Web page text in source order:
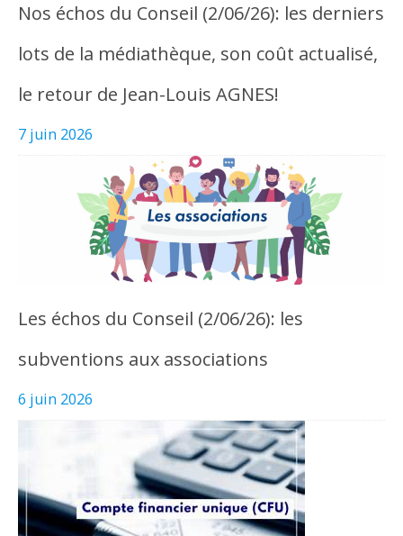
Nos échos du Conseil (2/06/26): les derniers
lots de la médiathèque, son coût actualisé,
le retour de Jean-Louis AGNES!
7 juin 2026
Les échos du Conseil (2/06/26): les
subventions aux associations
6 juin 2026